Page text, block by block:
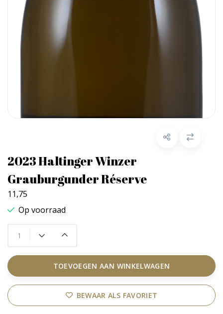
2023 Haltinger Winzer
Grauburgunder Réserve
11,75
Op voorraad
TOEVOEGEN AAN WINKELWAGEN
BEWAAR ALS FAVORIET